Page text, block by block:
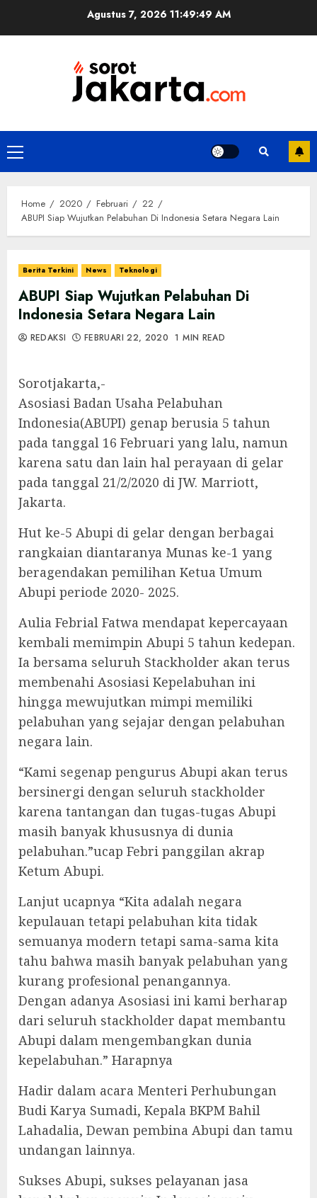
Agustus 7, 2026 11:49:50 AM
Primary
Menu
Home 2020 Februari
22
ABUPI Siap Wujutkan Pelabuhan Di Indonesia Setara Negara Lain
Berita Terkini News Teknologi
ABUPI Siap Wujutkan Pelabuhan Di
Indonesia Setara Negara Lain
REDAKSI FEBRUARI 22, 2020 1 MIN READ
Sorotjakarta,-
Asosiasi Badan Usaha Pelabuhan
Indonesia(ABUPI) genap berusia 5 tahun
pada tanggal 16 Februari yang lalu, namun
karena satu dan lain hal perayaan di gelar
pada tanggal 21/2/2020 di JW. Marriott,
Jakarta.
Hut ke-5 Abupi di gelar dengan berbagai
rangkaian diantaranya Munas ke-1 yang
beragendakan pemilihan Ketua Umum
Abupi periode 2020- 2025.
Aulia Febrial Fatwa mendapat kepercayaan
kembali memimpin Abupi 5 tahun kedepan.
Ia bersama seluruh Stackholder akan terus
membenahi Asosiasi Kepelabuhan ini
hingga mewujutkan mimpi memiliki
pelabuhan yang sejajar dengan pelabuhan
negara lain.
“Kami segenap pengurus Abupi akan terus
bersinergi dengan seluruh stackholder
karena tantangan dan tugas-tugas Abupi
masih banyak khususnya di dunia
pelabuhan.”ucap Febri panggilan akrap
Ketum Abupi.
Lanjut ucapnya “Kita adalah negara
kepulauan tetapi pelabuhan kita tidak
semuanya modern tetapi sama-sama kita
tahu bahwa masih banyak pelabuhan yang
kurang profesional penangannya.
Dengan adanya Asosiasi ini kami berharap
dari seluruh stackholder dapat membantu
Abupi dalam mengembangkan dunia
kepelabuhan.” Harapnya
Hadir dalam acara Menteri Perhubungan
Budi Karya Sumadi, Kepala BKPM Bahil
Lahadalia, Dewan pembina Abupi dan tamu
undangan lainnya.
Sukses Abupi, sukses pelayanan jasa